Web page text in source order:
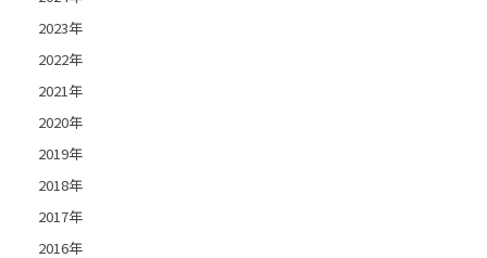
2023年
2022年
2021年
2020年
2019年
2018年
2017年
2016年